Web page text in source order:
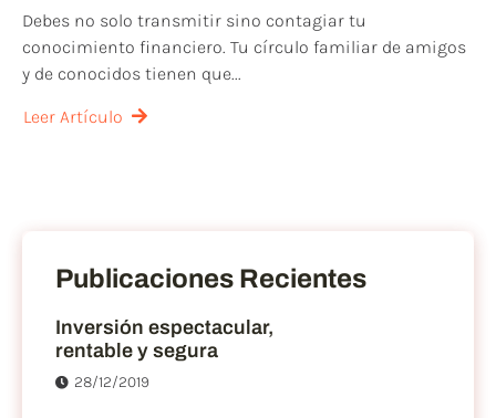
Debes no solo transmitir sino contagiar tu
conocimiento financiero. Tu círculo familiar de amigos
y de conocidos tienen que...
Leer Artículo
Publicaciones Recientes
Inversión espectacular,
rentable y segura
28/12/2019